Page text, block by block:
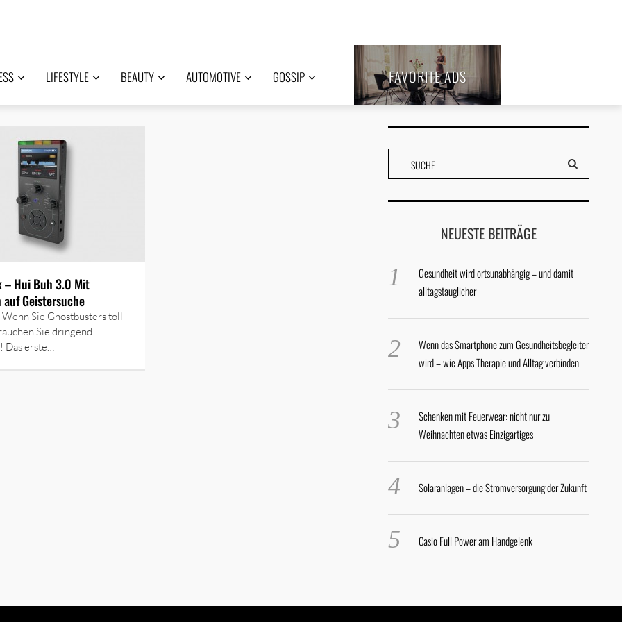
LIFESTYLE BEAUTY AUTOMOTIVE GOSSIP FAVORITE ADS
– Hui Buh 3.0 Mit
Geistersuche
Sie Ghostbusters toll
Sie dringend
Das erste…
NEUESTE BEITRÄGE
Gesundheit wird ortsunabhängig – und damit
alltagstauglicher
Wenn das Smartphone zum Gesundheitsbegleiter
wird – wie Apps Therapie und Alltag verbinden
Schenken mit Feuerwear: nicht nur zu
Weihnachten etwas Einzigartiges
Solaranlagen – die Stromversorgung der Zukunft
Casio Full Power am Handgelenk